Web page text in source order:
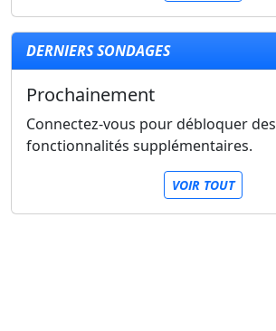
DERNIERS SONDAGES
Prochainement
Connectez-vous pour débloquer des
fonctionnalités supplémentaires.
VOIR TOUT